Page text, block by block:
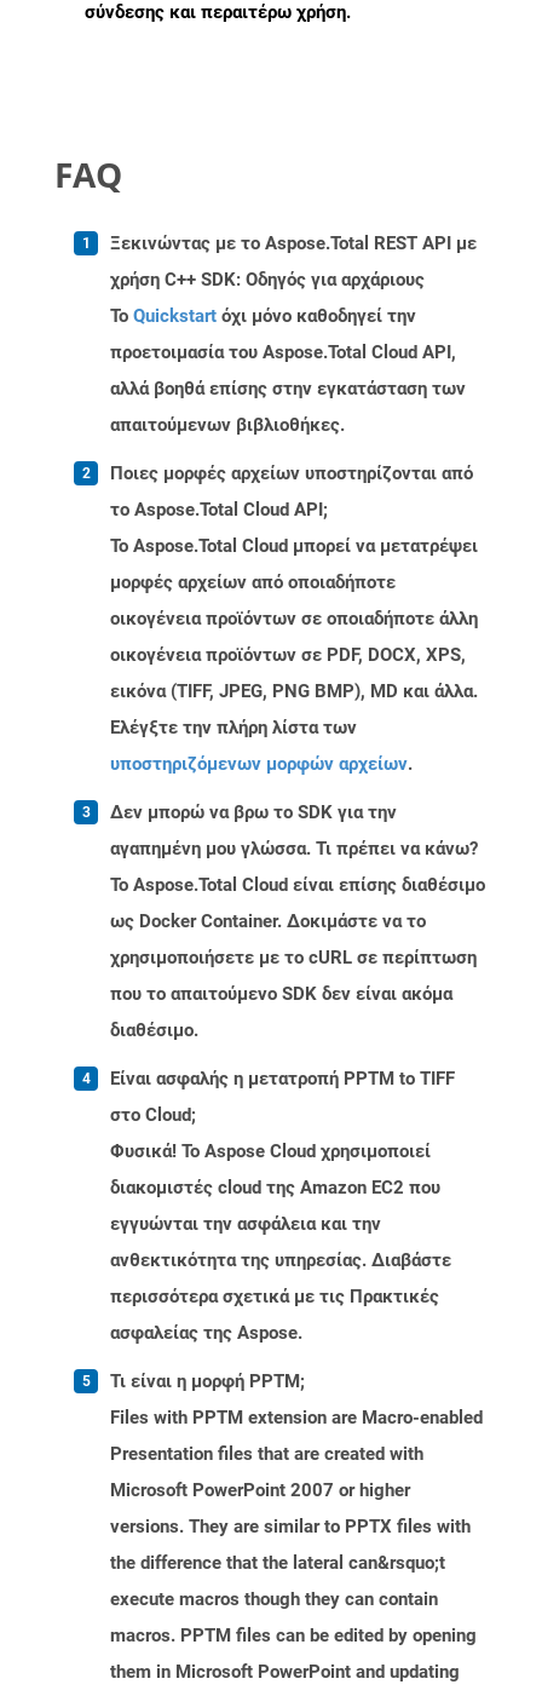
σύνδεσης και περαιτέρω χρήση.
FAQ
Ξεκινώντας με το Aspose.Total REST API με
χρήση C++ SDK: Οδηγός για αρχάριους
Το Quickstart όχι μόνο καθοδηγεί την
προετοιμασία του Aspose.Total Cloud API,
αλλά βοηθά επίσης στην εγκατάσταση των
απαιτούμενων βιβλιοθήκες.
Ποιες μορφές αρχείων υποστηρίζονται από
το Aspose.Total Cloud API;
Το Aspose.Total Cloud μπορεί να μετατρέψει
μορφές αρχείων από οποιαδήποτε
οικογένεια προϊόντων σε οποιαδήποτε άλλη
οικογένεια προϊόντων σε PDF, DOCX, XPS,
εικόνα (TIFF, JPEG, PNG BMP), MD και άλλα.
Ελέγξτε την πλήρη λίστα των
υποστηριζόμενων μορφών αρχείων.
Δεν μπορώ να βρω το SDK για την
αγαπημένη μου γλώσσα. Τι πρέπει να κάνω?
Το Aspose.Total Cloud είναι επίσης διαθέσιμο
ως Docker Container. Δοκιμάστε να το
χρησιμοποιήσετε με το cURL σε περίπτωση
που το απαιτούμενο SDK δεν είναι ακόμα
διαθέσιμο.
Είναι ασφαλής η μετατροπή PPTM to TIFF
στο Cloud;
Φυσικά! Το Aspose Cloud χρησιμοποιεί
διακομιστές cloud της Amazon EC2 που
εγγυώνται την ασφάλεια και την
ανθεκτικότητα της υπηρεσίας. Διαβάστε
περισσότερα σχετικά με τις Πρακτικές
ασφαλείας της Aspose.
Τι είναι η μορφή PPTM;
Files with PPTM extension are Macro-enabled
Presentation files that are created with
Microsoft PowerPoint 2007 or higher
versions. They are similar to PPTX files with
the difference that the lateral can&rsquo;t
execute macros though they can contain
macros. PPTM files can be edited by opening
them in Microsoft PowerPoint and updating